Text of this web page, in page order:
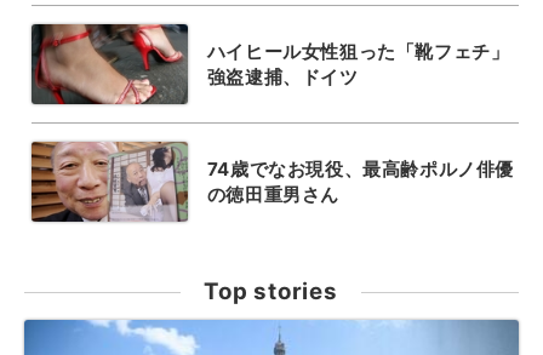
ハイヒール女性狙った「靴フェチ」
強盗逮捕、ドイツ
74歳でなお現役、最高齢ポルノ俳優
の徳田重男さん
Top stories